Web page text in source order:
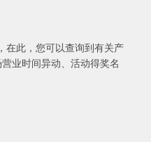
在此，您可以查询到有关产
业时间异动、活动得奖名